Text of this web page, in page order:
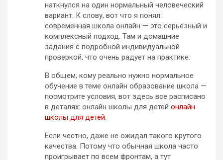
наткнулся на один нормальный человеческий
вариант. К слову, вот что я понял:
современная школа онлайн — это серьёзный и
комплексный подход. Там и домашние
задания с подробной индивидуальной
проверкой, что очень радует на практике.
В общем, кому реально нужно нормальное
обучение в теме онлайн образование школа —
посмотрите условия, вот здесь все расписано
в деталях: онлайн школы для детей онлайн
школы для детей.
Если честно, даже не ожидал такого крутого
качества. Потому что обычная школа часто
проигрывает по всем фронтам, а тут